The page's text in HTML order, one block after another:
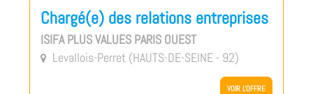
Chargé(e) des relations entreprises
ISIFA PLUS VALUES PARIS OUEST
 Levallois-Perret (HAUTS-DE-SEINE - 92)
VOIR L'OFFRE